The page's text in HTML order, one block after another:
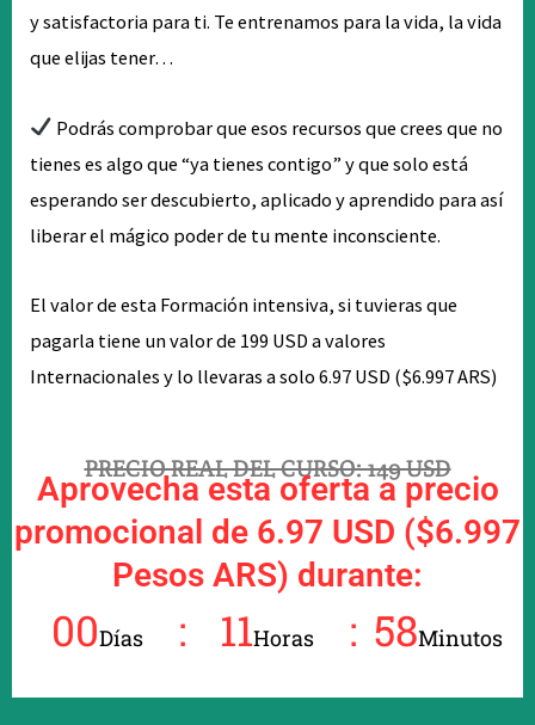
y satisfactoria para ti. Te entrenamos para la vida, la vida
que elijas tener…
Podrás comprobar que esos recursos que crees que no
tienes es algo que “ya tienes contigo” y que solo está
esperando ser descubierto, aplicado y aprendido para así
liberar el mágico poder de tu mente inconsciente.
El valor de esta Formación intensiva, si tuvieras que
pagarla tiene un valor de 199 USD a valores
Internacionales y lo llevaras a solo 6.97 USD ($6.997 ARS)
PRECIO REAL DEL CURSO: 149 USD
Aprovecha esta oferta a precio
promocional de 6.97 USD ($6.997
Pesos ARS) durante:
00Días 11Horas 58Minutos